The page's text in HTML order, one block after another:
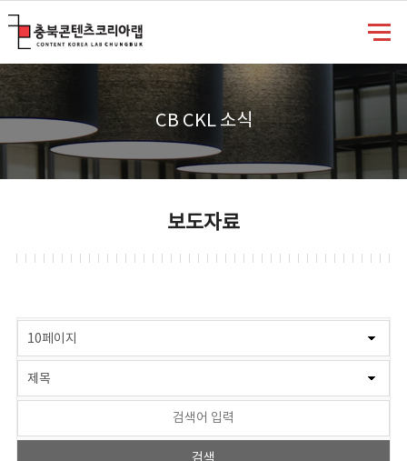
CB CKL 소식
보도자료